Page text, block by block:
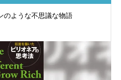
のような不思議な物語